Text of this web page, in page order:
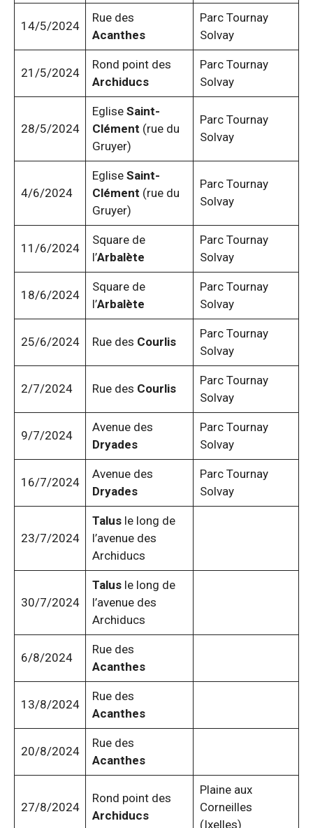
14/5/2024
Rue des
Acanthes
Parc Tournay
Solvay
21/5/2024
Rond point des
Archiducs
Parc Tournay
Solvay
28/5/2024
Eglise Saint-
Clément (rue du
Gruyer)
Parc Tournay
Solvay
4/6/2024
Eglise Saint-
Clément (rue du
Gruyer)
Parc Tournay
Solvay
11/6/2024
Square de
l’Arbalète
Parc Tournay
Solvay
18/6/2024
Square de
l’Arbalète
Parc Tournay
Solvay
25/6/2024 Rue des Courlis
Parc Tournay
Solvay
2/7/2024 Rue des Courlis
Parc Tournay
Solvay
9/7/2024
Avenue des
Dryades
Parc Tournay
Solvay
16/7/2024
Avenue des
Dryades
Parc Tournay
Solvay
23/7/2024
Talusle long de
l’avenue des
Archiducs
30/7/2024
Talusle long de
l’avenue des
Archiducs
6/8/2024
Rue des
Acanthes
13/8/2024
Rue des
Acanthes
20/8/2024
Rue des
Acanthes
27/8/2024
Rond point des
Archiducs
Plaine aux
Corneilles
(Ixelles)